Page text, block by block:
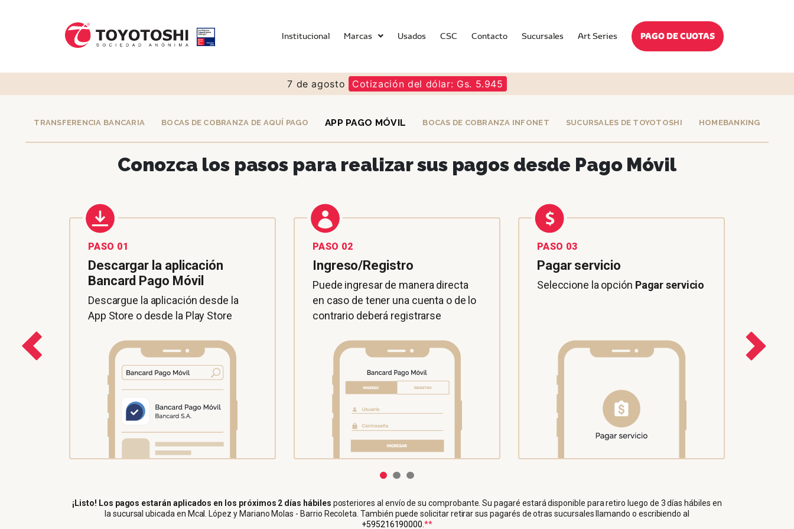
Institucional Marcas Usados CSC Contacto Sucursales Art Series PAGO DE CUOTAS
7 de agosto Cotización del dólar: Gs. 5.945
TRANSFERENCIA BANCARIA BOCAS DE COBRANZA DE AQUÍ PAGO APP PAGO MÓVIL BOCAS DE COBRANZA INFONET SUCURSALES DE TOYOTOSHI HOMEBANKING
Conozca los pasos para realizar sus pagos desde Pago Móvil
PASO 01
Descargar la aplicación
Bancard Pago Móvil
Descargue la aplicación desde la
App Store o desde la Play Store
PASO 02
Ingreso/Registro
Puede ingresar de manera directa
en caso de tener una cuenta o de lo
contrario deberá registrarse
PASO 03
Pagar servicio
Seleccione la opción Pagar servicio
¡Listo! Los pagos estarán aplicados en los próximos 2 días hábiles posteriores al envío de su comprobante. Su pagaré estará disponible para retiro luego de 3 días hábiles en
la sucursal ubicada en Mcal. López y Mariano Molas - Barrio Recoleta. También puede solicitar retirar sus pagarés de otras sucursales llamando o escribiendo al
+595216190000 .**